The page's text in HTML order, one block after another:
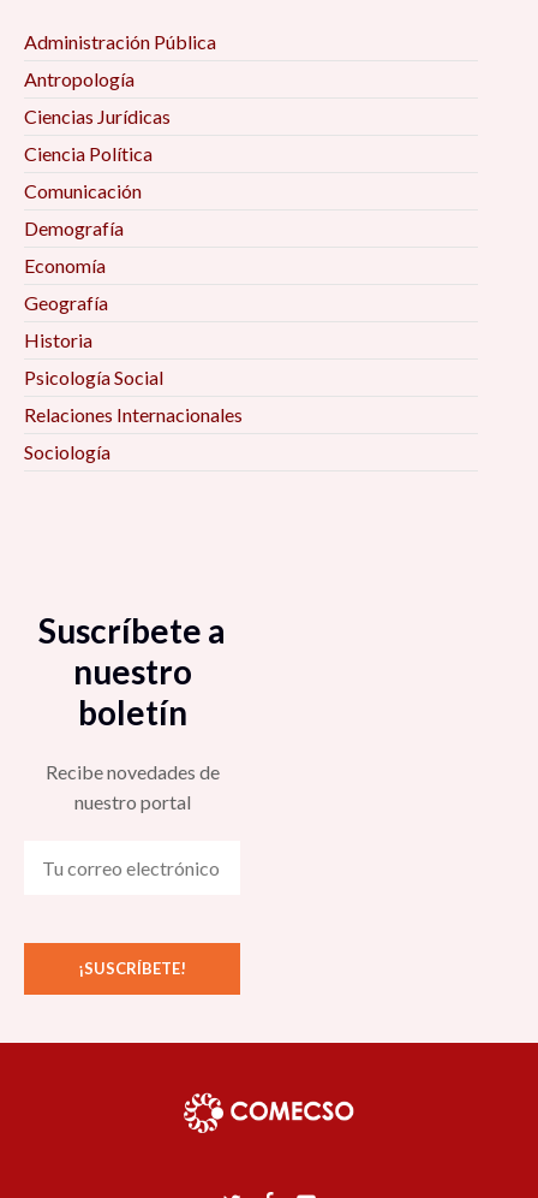
Administración Pública
Antropología
Ciencias Jurídicas
Ciencia Política
Comunicación
Demografía
Economía
Geografía
Historia
Psicología Social
Relaciones Internacionales
Sociología
Suscríbete a
nuestro
boletín
Recibe novedades de
nuestro portal